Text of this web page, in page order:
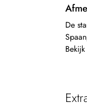
De